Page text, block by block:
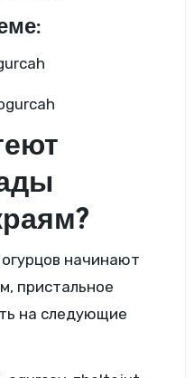
начинают
пристальное
на следующие